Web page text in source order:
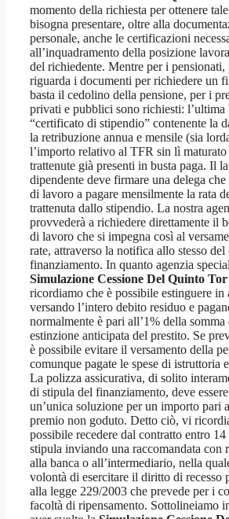
momento della richiesta per ottenere
bisogna presentare, oltre alla
personale, anche le certificazioni
all’inquadramento della posizione
del richiedente. Mentre per i pensionati,
riguarda i documenti per richiedere un
basta il cedolino della pensione, per i
privati e pubblici sono richiesti: l’ultima
“certificato di stipendio” contenente la
la retribuzione annua e mensile (sia
l’importo relativo al TFR sin lì maturato
trattenute già presenti in busta paga. Il
dipendente deve firmare una delega
di lavoro a pagare mensilmente la rata
trattenuta dallo stipendio. La nostra
provvederà a richiedere direttamente il
di lavoro che si impegna così al
rate, attraverso la notifica allo stesso
finanziamento. In quanto agenzia
Simulazione Cessione Del Quinto
ricordiamo che è possibile estinguere
versando l’intero debito residuo e
normalmente è pari all’1% della
estinzione anticipata del prestito. Se
è possibile evitare il versamento della
comunque pagate le spese di istruttoria
La polizza assicurativa, di solito
di stipula del finanziamento, deve
un’unica soluzione per un importo pari
premio non goduto. Detto ciò, vi
possibile recedere dal contratto entro
stipula inviando una raccomandata con
alla banca o all’intermediario, nella
volontà di esercitare il diritto di recesso
alla legge 229/2003 che prevede per i
facoltà di ripensamento. Sottolineiamo